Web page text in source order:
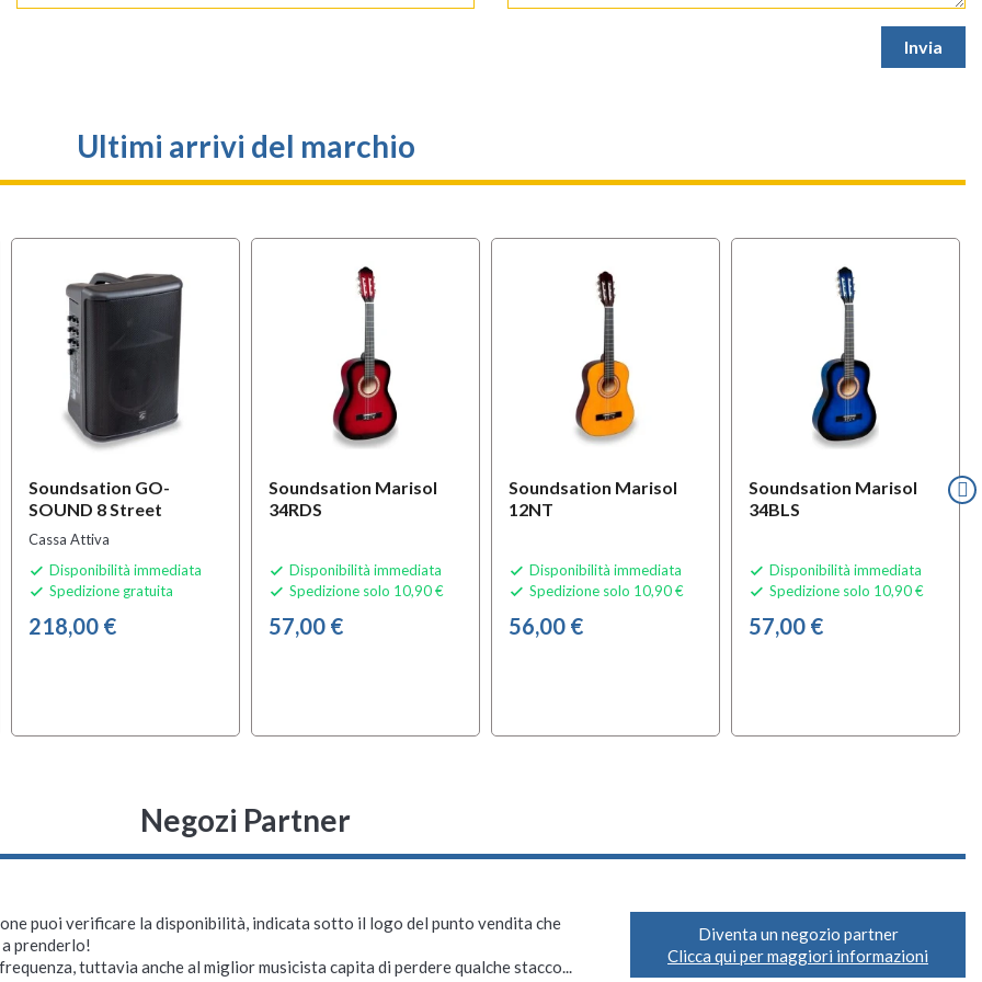
Ultimi arrivi del marchio
Soundsation GO-
SOUND 8 Street
Cassa Attiva
 Disponibilità immediata
 Spedizione gratuita
218,00 €
Soundsation Marisol
34RDS
 Disponibilità immediata
 Spedizione solo 10,90 €
57,00 €
Soundsation Marisol
12NT
 Disponibilità immediata
 Spedizione solo 10,90 €
56,00 €
Soundsation Marisol
34BLS
 Disponibilità immediata
 Spedizione solo 10,90 €
57,00 €
Negozi Partner
puoi verificare la disponibilità, indicata sotto il logo del punto vendita che
prenderlo!
tuttavia anche al miglior musicista capita di perdere qualche stacco...
Diventa un negozio partner
Clicca qui per maggiori informazioni